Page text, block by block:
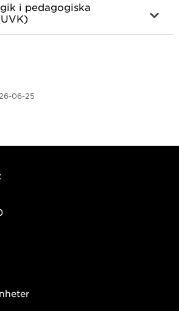
i pedagogiska
06-25